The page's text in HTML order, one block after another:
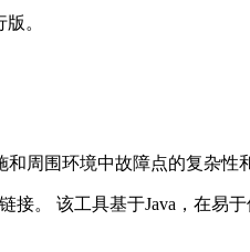
。
周围环境中故障点的复杂性
。 该工具基于Java，在易